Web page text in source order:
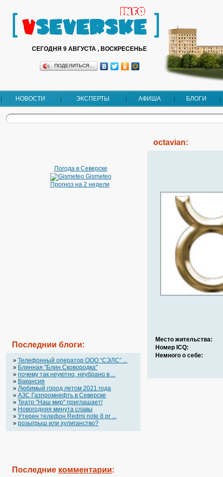
СЕГОДНЯ 9 АВГУСТА , ВОСКРЕСЕНЬЕ
ПОДЕЛИТЬСЯ…
НОВОСТИ ЭКСПЕРТЫ АФИША БЛОГИ
Погода в Северске
Gismeteo
Прогноз на 2 недели
Последнии блоги:
» Телефонный оператор OOO “СЭЛС” ...
» Блинная "Блин.Сковородка"
» почему так неуютно, неубрано в ...
» Вакансия
» Любимый город летом 2021 года
» АЗС Газпромнефть в Северске
» Театр "Наш мир" приглашает!
» Новогодняя минута славы
» Утерен телефон Redmi note 8 pr ...
» розыгрыш или хулиганство?
Последние комментарии:
octavian:
Место жительства:
Номер ICQ:
Немного о себе: